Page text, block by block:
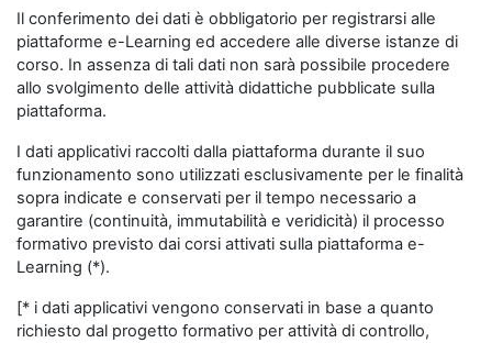
Il conferimento dei dati è obbligatorio per registrarsi alle
piattaforme e-Learning ed accedere alle diverse istanze di
corso. In assenza di tali dati non sarà possibile procedere
allo svolgimento delle attività didattiche pubblicate sulla
piattaforma.
I dati applicativi raccolti dalla piattaforma durante il suo
funzionamento sono utilizzati esclusivamente per le finalità
sopra indicate e conservati per il tempo necessario a
garantire (continuità, immutabilità e veridicità) il processo
formativo previsto dai corsi attivati sulla piattaforma e-
Learning (*).
[* i dati applicativi vengono conservati in base a quanto
richiesto dal progetto formativo per attività di controllo,